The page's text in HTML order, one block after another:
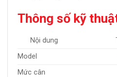
Thông số kỹ
Nội dung
Model
Mức cân